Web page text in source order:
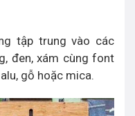
tập trung vào các
đen, xám cùng font
gỗ hoặc mica.